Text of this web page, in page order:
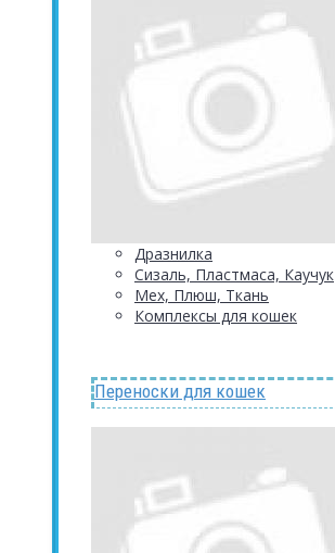
Дразнилка
Сизаль, Пластмаса, Каучук
Мех, Плюш, Ткань
Комплексы для кошек
Переноски для кошек